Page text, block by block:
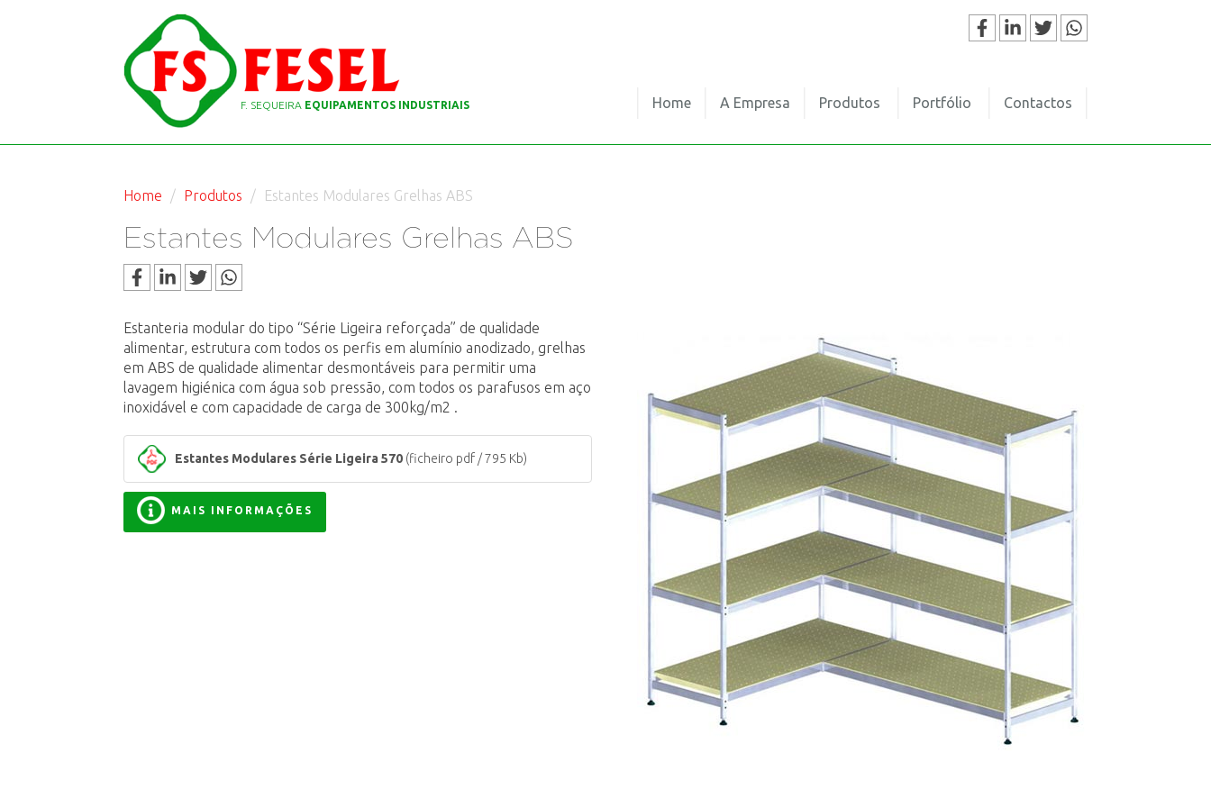
F. SEQUEIRA EQUIPAMENTOS INDUSTRIAIS Home A Empresa Produtos Portfólio Contactos
Home Produtos Estantes Modulares Grelhas ABS
Estantes Modulares Grelhas ABS
Estanteria modular do tipo “Série Ligeira reforçada” de qualidade
alimentar, estrutura com todos os perfis em alumínio anodizado, grelhas
em ABS de qualidade alimentar desmontáveis para permitir uma
lavagem higiénica com água sob pressão, com todos os parafusos em aço
inoxidável e com capacidade de carga de 300kg/m2 .
Estantes Modulares Série Ligeira 570 (ficheiro pdf / 795 Kb)
MAIS INFORMAÇÕES